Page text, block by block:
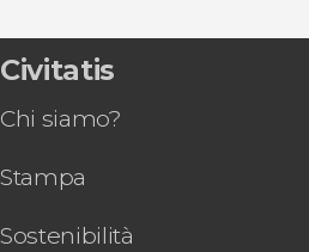
Civitatis
Chi siamo?
Stampa
Sostenibilità